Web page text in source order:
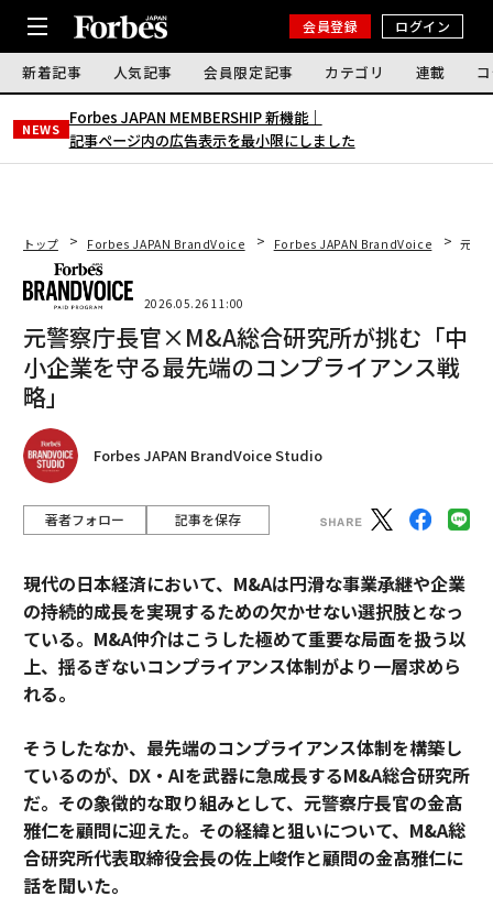
会員登録 ログイン
新着記事 人気記事 会員限定記事 カテゴリ 連載
NEWS
Forbes JAPAN MEMBERSHIP 新機能｜
記事ページ内の広告表示を最小限にしました
トップ Forbes JAPAN BrandVoice Forbes JAPAN BrandVoice 元警
2026.05.26 11:00
元警察庁長官×M&A総合研究所が挑む「中
小企業を守る最先端のコンプライアンス戦
略」
Forbes JAPAN BrandVoice Studio
著者フォロー 記事を保存
現代の日本経済において、M&Aは円滑な事業承継や企業
の持続的成長を実現するための欠かせない選択肢となっ
ている。M&A仲介はこうした極めて重要な局面を扱う以
上、揺るぎないコンプライアンス体制がより一層求めら
れる。
そうしたなか、最先端のコンプライアンス体制を構築し
ているのが、DX・AIを武器に急成長するM&A総合研究所
だ。その象徴的な取り組みとして、元警察庁長官の金髙
雅仁を顧問に迎えた。その経緯と狙いについて、M&A総
合研究所代表取締役会長の佐上峻作と顧問の金髙雅仁に
話を聞いた。